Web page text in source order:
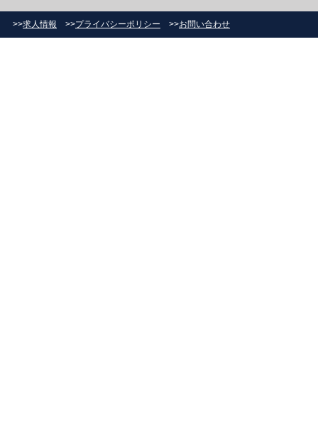
>>求人情報 >>プライバシーポリシー >>お問い合わせ